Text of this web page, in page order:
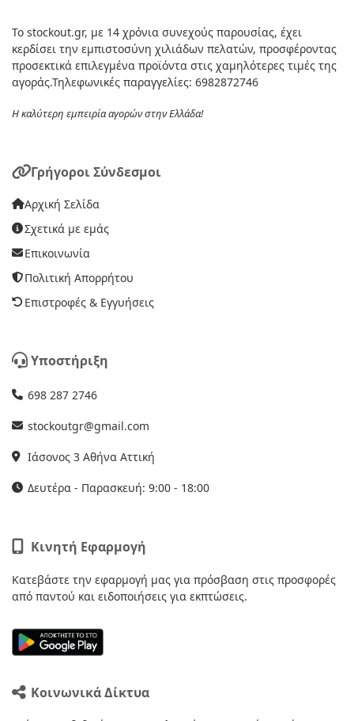
Το stockout.gr, με 14 χρόνια συνεχούς παρουσίας, έχει
κερδίσει την εμπιστοσύνη χιλιάδων πελατών, προσφέροντας
προσεκτικά επιλεγμένα προϊόντα στις χαμηλότερες τιμές της
αγοράς.Τηλεφωνικές παραγγελίες: 6982872746
Η καλύτερη εμπειρία αγορών στην Ελλάδα!
Γρήγοροι Σύνδεσμοι
Αρχική Σελίδα
Σχετικά με εμάς
Επικοινωνία
Πολιτική Απορρήτου
Επιστροφές & Εγγυήσεις
Υποστήριξη
698 287 2746
stockoutgr@gmail.com
Ιάσονος 3 Αθήνα Αττική
Δευτέρα - Παρασκευή: 9:00 - 18:00
Κινητή Εφαρμογή
Κατεβάστε την εφαρμογή μας για πρόσβαση στις προσφορές
από παντού και ειδοποιήσεις για εκπτώσεις.
Κοινωνικά Δίκτυα